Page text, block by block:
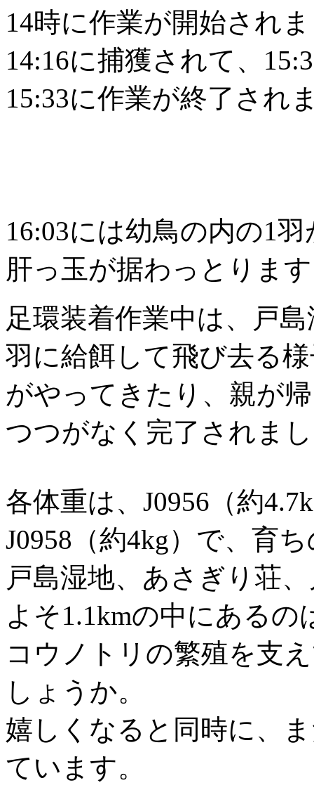
14時に作業が開始され
14:16に捕獲されて、
15:33に作業が終了され
16:03には幼鳥の内の1
肝っ玉が据わっとりま
足環装着作業中は、戸
羽に給餌して飛び去る
がやってきたり、親が
つつがなく完了されま
各体重は、J0956（約
J0958（約4kg）で、育
戸島湿地、あさぎり荘
よそ1.1kmの中にある
コウノトリの繁殖を支
しょうか。
嬉しくなると同時に、
ています。